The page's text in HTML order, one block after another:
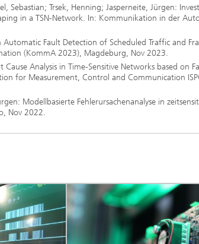
Sebastian; Trsek, Henning; Jasperneite, Jürgen:
in a TSN-Network. In: Kommunikation in der
Automatic Fault Detection of Scheduled Traffic and
(KommA 2023), Magdeburg, Nov 2023.
Analysis in Time-Sensitive Networks based on
for Measurement, Control and Communication
Modellbasierte Fehlerursachenanalyse in
Nov 2022.